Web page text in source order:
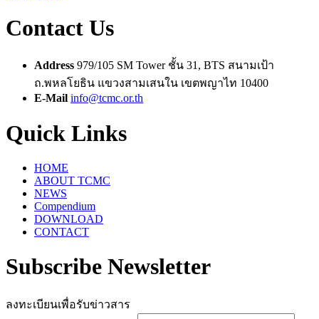
Contact Us
Address 979/105 SM Tower ชั้น 31, BTS สนามเป้า
ถ.พหลโยธิน แขวงสามเสนใน เขตพญาไท 10400
E-Mail info@tcmc.or.th
Quick Links
HOME
ABOUT TCMC
NEWS
Compendium
DOWNLOAD
CONTACT
Subscribe Newsletter
ลงทะเบียนเพื่อรับข่าวสาร